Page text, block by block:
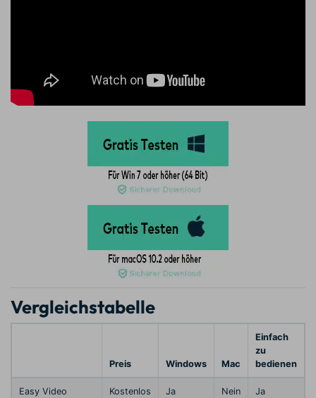
Vergleichstabelle
Preis Windows Mac
Einfach
zu
bedienen
Easy Video
Kostenlos Ja Nein Ja